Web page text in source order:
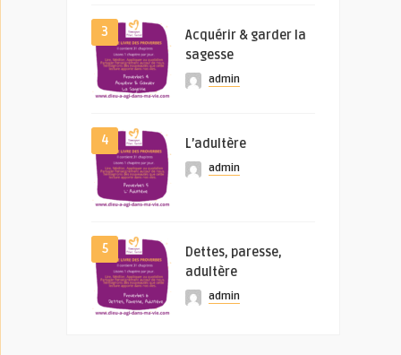
3
Acquérir & garder la
sagesse
admin
4 L’adultère
admin
5
Dettes, paresse,
adultère
admin